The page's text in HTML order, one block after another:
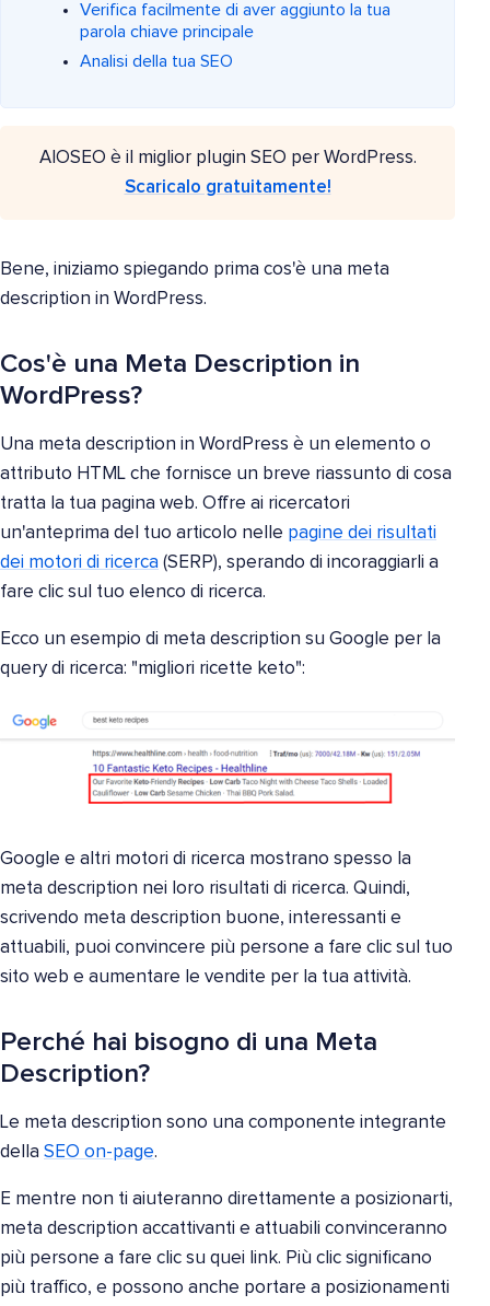
Verifica facilmente di aver aggiunto la tua
parola chiave principale
Analisi della tua SEO
AIOSEO è il miglior plugin SEO per WordPress.
Scaricalo gratuitamente!
Bene, iniziamo spiegando prima cos'è una meta
description in WordPress.
Cos'è una Meta Description in
WordPress?
Una meta description in WordPress è un elemento o
attributo HTML che fornisce un breve riassunto di cosa
tratta la tua pagina web. Offre ai ricercatori
un'anteprima del tuo articolo nelle pagine dei risultati
dei motori di ricerca (SERP), sperando di incoraggiarli a
fare clic sul tuo elenco di ricerca.
Ecco un esempio di meta description su Google per la
query di ricerca: "migliori ricette keto":
Google e altri motori di ricerca mostrano spesso la
meta description nei loro risultati di ricerca. Quindi,
scrivendo meta description buone, interessanti e
attuabili, puoi convincere più persone a fare clic sul tuo
sito web e aumentare le vendite per la tua attività.
Perché hai bisogno di una Meta
Description?
Le meta description sono una componente integrante
della SEO on-page.
E mentre non ti aiuteranno direttamente a posizionarti,
meta description accattivanti e attuabili convinceranno
più persone a fare clic su quei link. Più clic significano
più traffico, e possono anche portare a posizionamenti